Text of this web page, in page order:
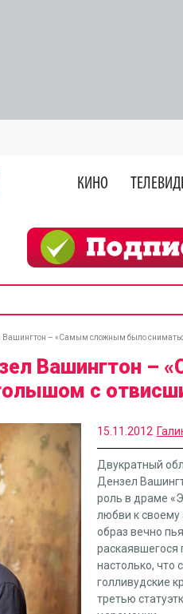
КИНО
– «Самым сложным было
Вашингтон –
с
15.11.2012
Двукратный
Дензел
роль в драме
любви к своему
образ вечно
раскаявшегося
настолько, что
голливудские
третью